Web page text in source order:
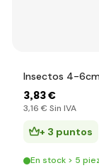
Insectos 4-
3,83 €
3,16 € Sin IVA
+ 3 puntos
En stock > 5